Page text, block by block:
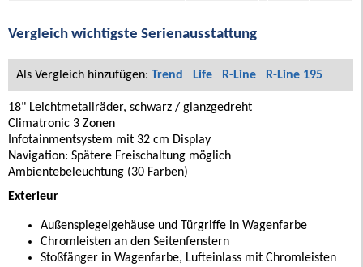
Vergleich wichtigste Serienausstattung
Als Vergleich hinzufügen: Trend Life R-Line R-Line 195
18" Leichtmetallräder, schwarz / glanzgedreht
Climatronic 3 Zonen
Infotainmentsystem mit 32 cm Display
Navigation: Spätere Freischaltung möglich
Ambientebeleuchtung (30 Farben)
Exterieur
Außenspiegelgehäuse und Türgriffe in Wagenfarbe
Chromleisten an den Seitenfenstern
Stoßfänger in Wagenfarbe, Lufteinlass mit Chromleisten